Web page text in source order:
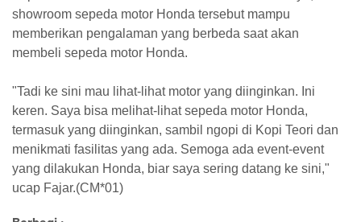
showroom sepeda motor Honda tersebut mampu
memberikan pengalaman yang berbeda saat akan
membeli sepeda motor Honda.
"Tadi ke sini mau lihat-lihat motor yang diinginkan. Ini
keren. Saya bisa melihat-lihat sepeda motor Honda,
termasuk yang diinginkan, sambil ngopi di Kopi Teori dan
menikmati fasilitas yang ada. Semoga ada event-event
yang dilakukan Honda, biar saya sering datang ke sini,"
ucap Fajar.(CM*01)